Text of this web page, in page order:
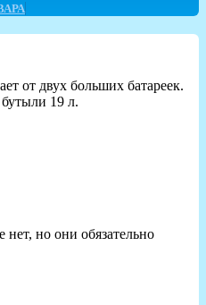
от двух больших батареек.
19 л.
нет, но они обязательно